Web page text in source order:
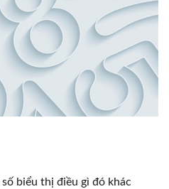
biểu thị điều gì đó khác